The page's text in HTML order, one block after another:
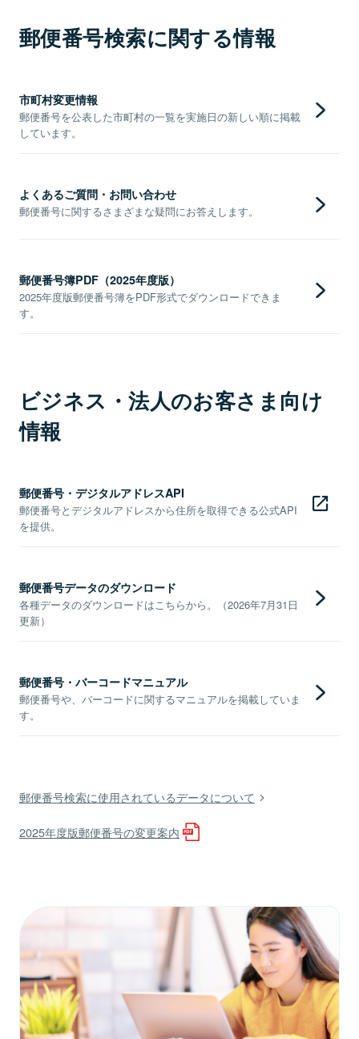
郵便番号検索に関する情報
市町村変更情報
郵便番号を公表した市町村の一覧を実施日の新しい順に掲載
しています。
よくあるご質問・お問い合わせ
郵便番号に関するさまざまな疑問にお答えします。
郵便番号簿PDF（2025年度版）
2025年度版郵便番号簿をPDF形式でダウンロードできま
す。
ビジネス・法人のお客さま向け
情報
郵便番号・デジタルアドレスAPI
郵便番号とデジタルアドレスから住所を取得できる公式API
を提供。
郵便番号データのダウンロード
各種データのダウンロードはこちらから。（2026年7月31日
更新）
郵便番号・バーコードマニュアル
郵便番号や、バーコードに関するマニュアルを掲載していま
す。
郵便番号検索に使用されているデータについて
2025年度版郵便番号の変更案内